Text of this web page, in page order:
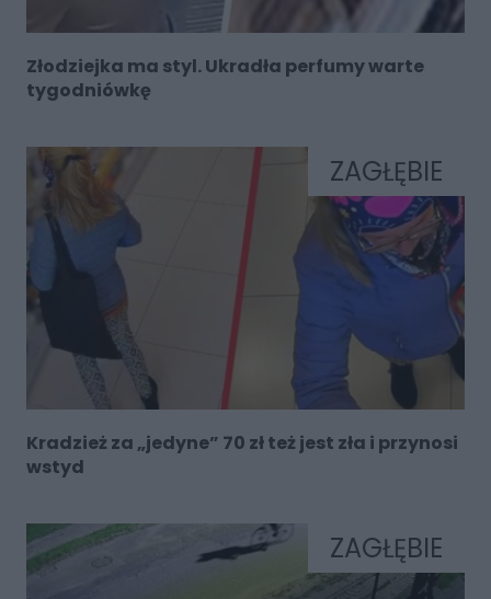
Złodziejka ma styl. Ukradła perfumy warte
tygodniówkę
ZAGŁĘBIE
Kradzież za „jedyne” 70 zł też jest zła i przynosi
wstyd
ZAGŁĘBIE